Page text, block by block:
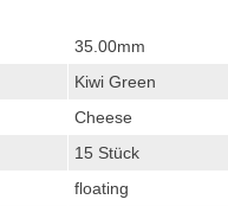
35.00mm
Kiwi Green
Cheese
15 Stück
floating